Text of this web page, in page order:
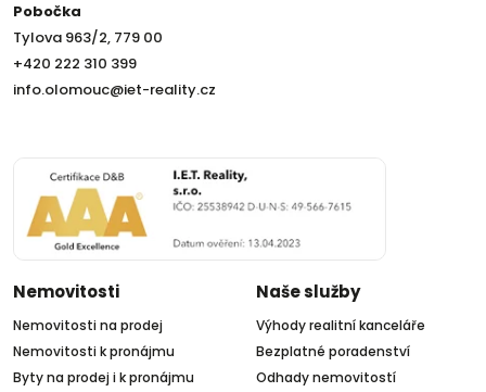
Pobočka
Tylova 963/2, 779 00
+420 222 310 399
info.olomouc@iet-reality.cz
Nemovitosti
Nemovitosti na prodej
Nemovitosti k pronájmu
Byty na prodej i k pronájmu
Naše služby
Výhody realitní kanceláře
Bezplatné poradenství
Odhady nemovitostí